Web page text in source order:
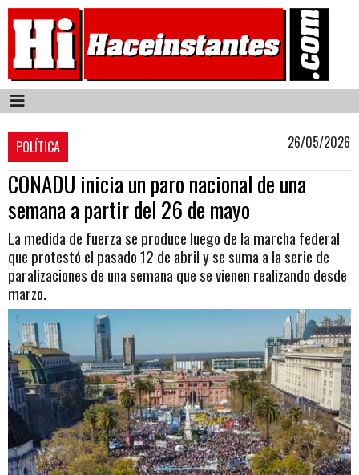
POLÍTICA 26/05/2026
CONADU inicia un paro nacional de una
semana a partir del 26 de mayo
La medida de fuerza se produce luego de la marcha federal
que protestó el pasado 12 de abril y se suma a la serie de
paralizaciones de una semana que se vienen realizando desde
marzo.